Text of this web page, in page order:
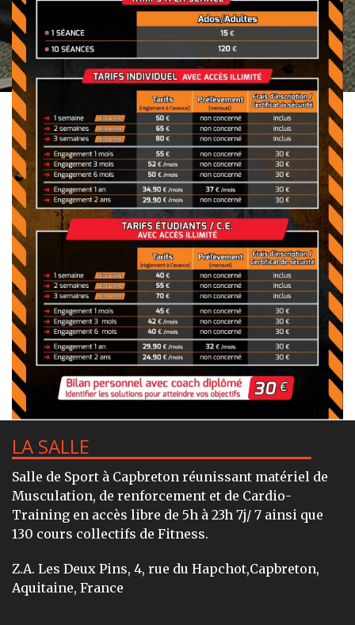
LA SALLE
Salle de Sport à Capbreton réunissant matériel de
Musculation, de renforcement et de Cardio-
Training en accès libre de 5h à 23h 7j/ 7 ainsi que
130 cours collectifs de Fitness.
Z.A. Les Deux Pins, 4, rue du Hapchot,Capbreton,
Aquitaine, France